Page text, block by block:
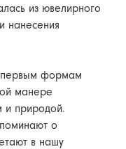
из ювелирного
нанесения
первым формам
манере
и природой.
о
в нашу